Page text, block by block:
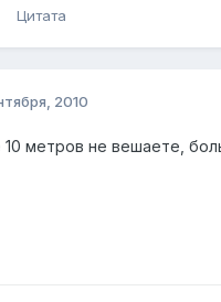
Цитата
2010
метров не вешаете,